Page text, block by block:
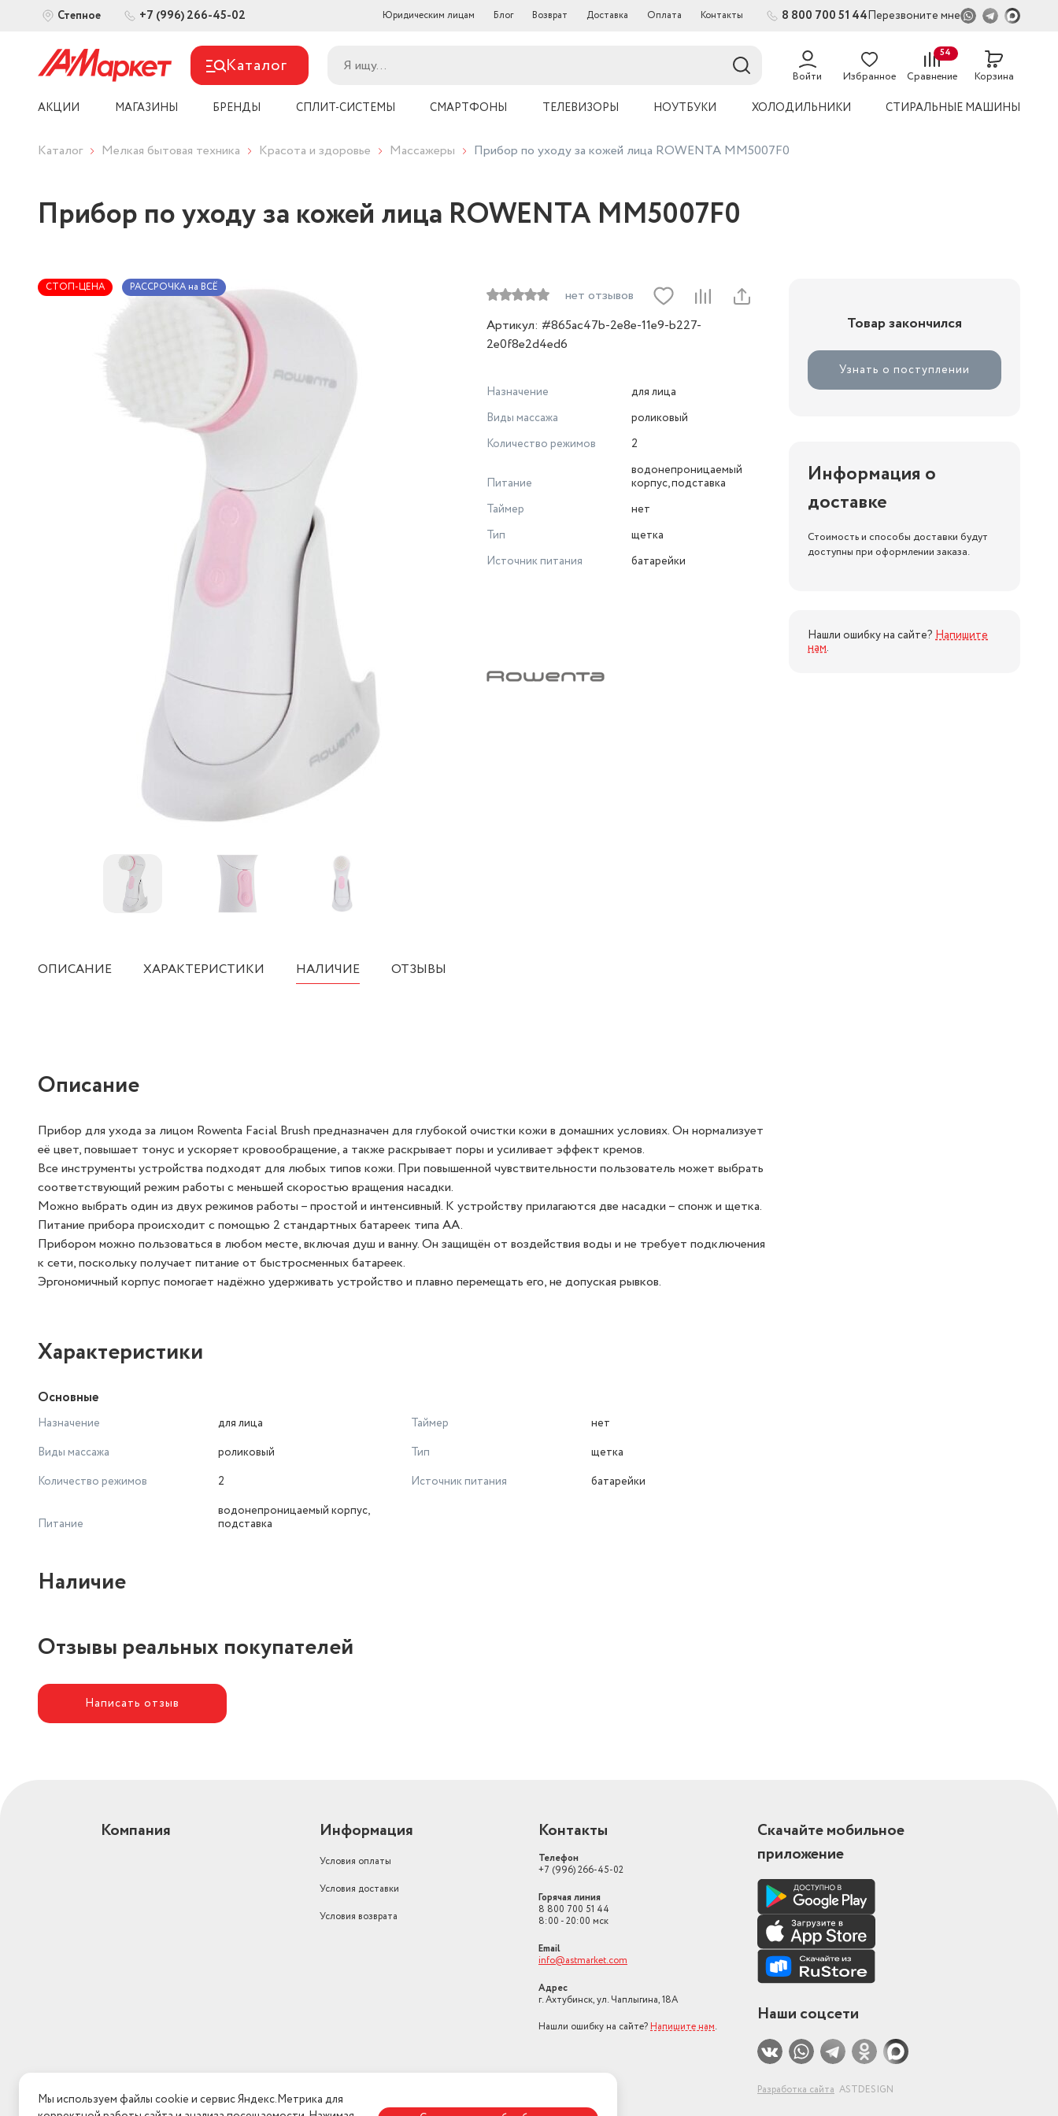
Степное +7 (996) 266-45-02 Юридическим лицам Блог Возврат Доставка Оплата Контакты 8 800 700 51 44Перезвоните мне
Каталог Войти Избранное Сравнение
54
Корзина
АКЦИИ МАГАЗИНЫ БРЕНДЫ СПЛИТ-СИСТЕМЫ СМАРТФОНЫ ТЕЛЕВИЗОРЫ НОУТБУКИ ХОЛОДИЛЬНИКИ СТИРАЛЬНЫЕ МАШИНЫ
Каталог Мелкая бытовая техника Красота и здоровье Массажеры Прибор по уходу за кожей лица ROWENTA MM5007F0
Прибор по уходу за кожей лица ROWENTA MM5007F0
СТОП-ЦЕНА РАССРОЧКА на ВСЁ
нет отзывов
Артикул: #865ac47b-2e8e-11e9-b227-
2e0f8e2d4ed6
Назначение
для лица
Виды массажа
роликовый
Количество режимов
2
Питание
водонепроницаемый
корпус, подставка
Таймер
нет
Тип
щетка
Источник питания
батарейки
Товар закончился
Узнать о поступлении
Информация о
доставке
Стоимость и способы доставки будут
доступны при оформлении заказа.
Нашли ошибку на сайте? Напишите
нам.
ОПИСАНИЕ ХАРАКТЕРИСТИКИ НАЛИЧИЕ ОТЗЫВЫ
Описание
Прибор для ухода за лицом Rowenta Facial Brush предназначен для глубокой очистки кожи в домашних условиях. Он нормализует
её цвет, повышает тонус и ускоряет кровообращение, а также раскрывает поры и усиливает эффект кремов.
Все инструменты устройства подходят для любых типов кожи. При повышенной чувствительности пользователь может выбрать
соответствующий режим работы с меньшей скоростью вращения насадки.
Можно выбрать один из двух режимов работы – простой и интенсивный. К устройству прилагаются две насадки – спонж и щетка.
Питание прибора происходит с помощью 2 стандартных батареек типа АА.
Прибором можно пользоваться в любом месте, включая душ и ванну. Он защищён от воздействия воды и не требует подключения
к сети, поскольку получает питание от быстросменных батареек.
Эргономичный корпус помогает надёжно удерживать устройство и плавно перемещать его, не допуская рывков.
Характеристики
Основные
Назначение
для лица
Виды массажа
роликовый
Количество режимов
2
Питание
водонепроницаемый корпус,
подставка
Таймер
нет
Тип
щетка
Источник питания
батарейки
Наличие
Отзывы реальных покупателей
Написать отзыв
Компания Информация
Условия оплаты
Условия доставки
Условия возврата
Контакты
Телефон
+7 (996) 266-45-02
Горячая линия
8 800 700 51 44
8:00 - 20:00 мск
Email
info@astmarket.com
Адрес
г. Ахтубинск, ул. Чаплыгина, 18А
Нашли ошибку на сайте? Напишите нам.
Скачайте мобильное
приложение
Наши соцсети
Разработка сайта ASTDESIGN
Мы используем файлы cookie и сервис Яндекс.Метрика для